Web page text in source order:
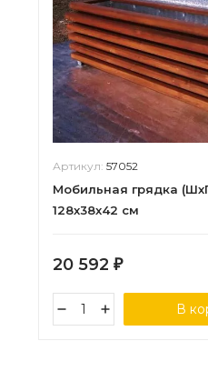
Артикул: 57052
Мобильная грядка
128х38х42 см
20 592 ₽
В